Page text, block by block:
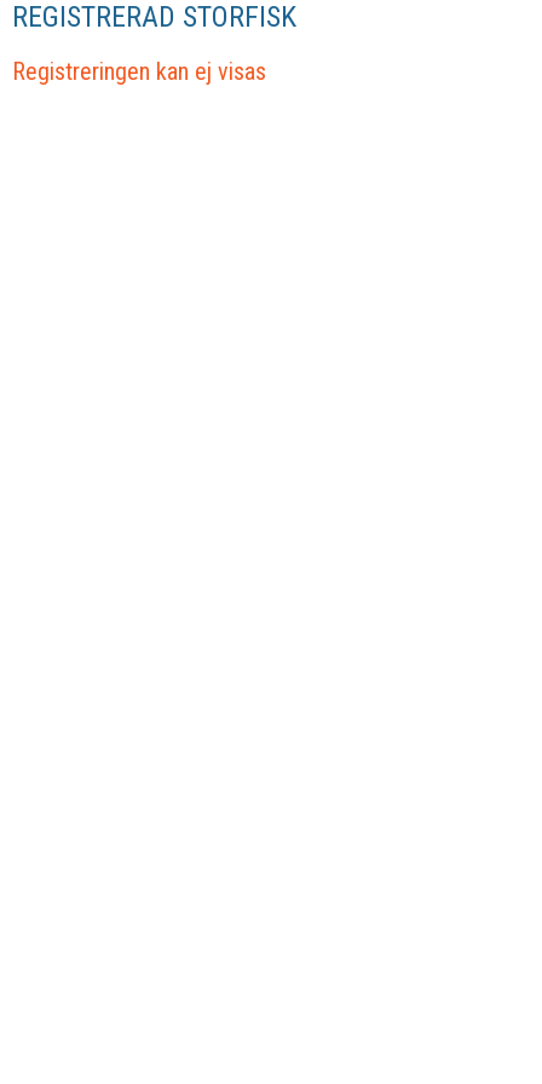
REGISTRERAD STORFISK
Registreringen kan ej visas